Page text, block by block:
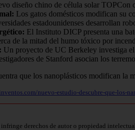
diseño chino de célula solar TOPCon
Los gatos domésticos modifican su
estadounidenses desarrollan
El Instituto DICP presenta una
de la mitad del humo tóxico por
Un proyecto de UC Berkeley investiga
de Stanford asocian los
nuevo-estudio-descubre-que-los-
derechos de autor o propiedad